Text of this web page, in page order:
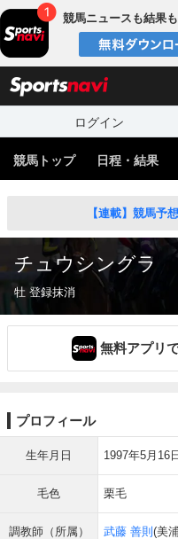
競馬ニュースも結果
ログイン
競馬トップ 日程・結果
【連載】競馬予
チュウシングラ
牡 登録抹消
無料アプリ
プロフィール
生年月日 1997年5月16日
毛色 栗毛
調教師（所属） 武藤 善則 (美